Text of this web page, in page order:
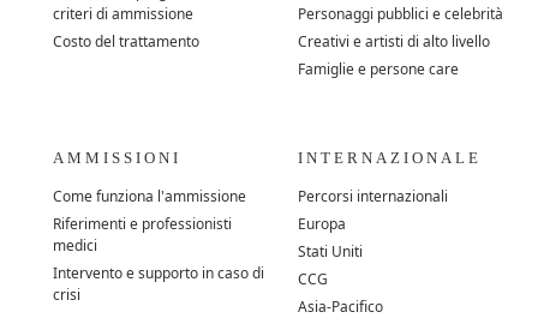
criteri di ammissione
Costo del trattamento
Personaggi pubblici e celebrità
Creativi e artisti di alto livello
Famiglie e persone care
AMMISSIONI
Come funziona l'ammissione
Riferimenti e professionisti
medici
Intervento e supporto in caso di
crisi
INTERNAZIONALE
Percorsi internazionali
Europa
Stati Uniti
CCG
Asia-Pacifico